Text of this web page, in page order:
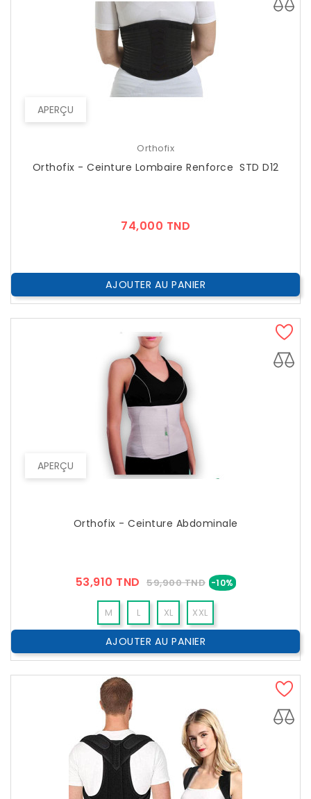
APERÇU
Orthofix
Orthofix - Ceinture Lombaire Renforce STD D12
74,000 TND
AJOUTER AU PANIER
APERÇU
Orthofix - Ceinture Abdominale
53,910 TND Prix
Public
59,900 TND -10% Prix
M L XL XXL
AJOUTER AU PANIER